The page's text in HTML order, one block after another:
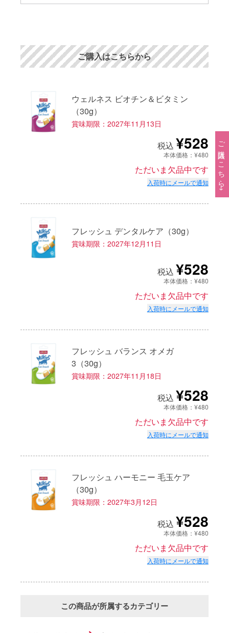
ご購入はこちら→
ご購入はこちらから
ウェルネス ビオチン＆ビタミン
（30g）
賞味期限：2027年11月13日
税込 ¥528
本体価格：¥480
ただいま欠品中です
入荷時にメールで通知
フレッシュ デンタルケア（30g）
賞味期限：2027年12月11日
税込 ¥528
本体価格：¥480
ただいま欠品中です
入荷時にメールで通知
フレッシュ バランス オメガ
3（30g）
賞味期限：2027年11月18日
税込 ¥528
本体価格：¥480
ただいま欠品中です
入荷時にメールで通知
フレッシュ ハーモニー 毛玉ケア
（30g）
賞味期限：2027年3月12日
税込 ¥528
本体価格：¥480
ただいま欠品中です
入荷時にメールで通知
この商品が所属するカテゴリー